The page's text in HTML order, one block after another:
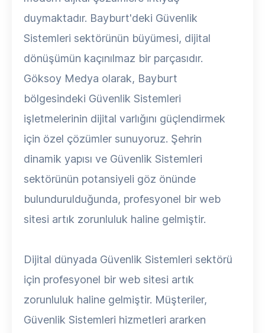
duymaktadır. Bayburt'deki Güvenlik
Sistemleri sektörünün büyümesi, dijital
dönüşümün kaçınılmaz bir parçasıdır.
Göksoy Medya olarak, Bayburt
bölgesindeki Güvenlik Sistemleri
işletmelerinin dijital varlığını güçlendirmek
için özel çözümler sunuyoruz. Şehrin
dinamik yapısı ve Güvenlik Sistemleri
sektörünün potansiyeli göz önünde
bulundurulduğunda, profesyonel bir web
sitesi artık zorunluluk haline gelmiştir.
Dijital dünyada Güvenlik Sistemleri sektörü
için profesyonel bir web sitesi artık
zorunluluk haline gelmiştir. Müşteriler,
Güvenlik Sistemleri hizmetleri ararken